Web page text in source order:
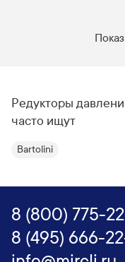
Редукторы
часто ищут
Bartolini
8 (800) 775-
8 (495) 666-